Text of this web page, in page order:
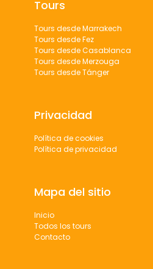
Tours
Tours desde Marrakech
Tours desde Fez
Tours desde Casablanca
Tours desde Merzouga
Tours desde Tánger
Privacidad
Política de cookies
Política de privacidad
Mapa del sitio
Inicio
Todos los tours
Contacto